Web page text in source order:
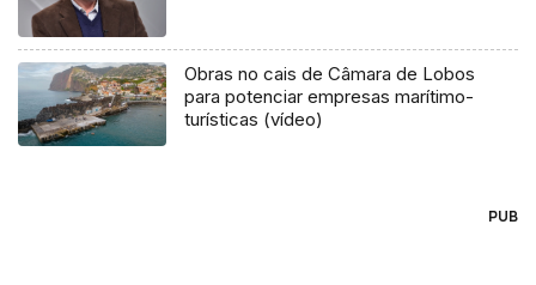
Obras no cais de Câmara de Lobos
para potenciar empresas marítimo-
turísticas (vídeo)
PUB